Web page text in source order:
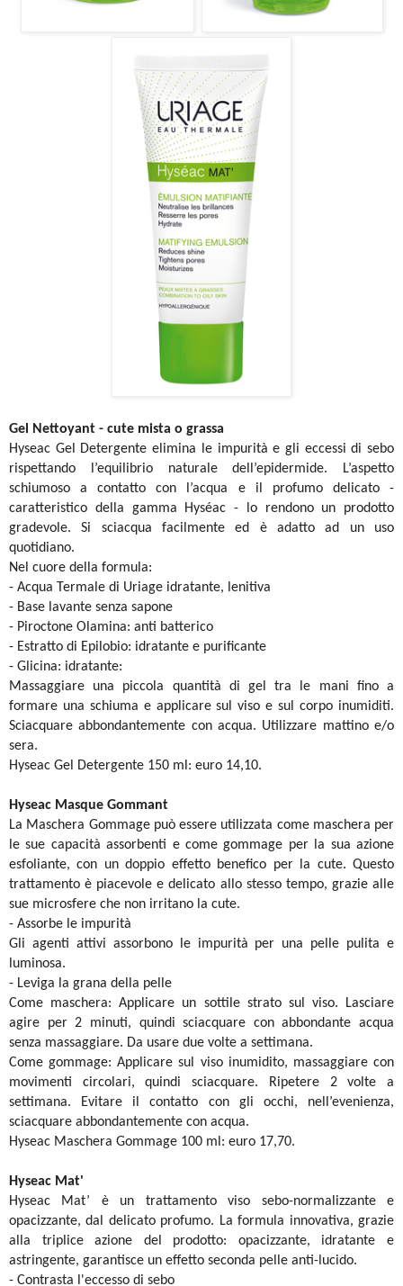
Gel Nettoyant - cute mista o grassa
Hyseac Gel Detergente elimina le impurità e gli eccessi di sebo
rispettando l’equilibrio naturale dell’epidermide. L’aspetto
schiumoso a contatto con l’acqua e il profumo delicato -
caratteristico della gamma Hyséac - lo rendono un prodotto
gradevole. Si sciacqua facilmente ed è adatto ad un uso
quotidiano.
Nel cuore della formula:
- Acqua Termale di Uriage idratante, lenitiva
- Base lavante senza sapone
- Piroctone Olamina: anti batterico
- Estratto di Epilobio: idratante e purificante
- Glicina: idratante:
Massaggiare una piccola quantità di gel tra le mani fino a
formare una schiuma e applicare sul viso e sul corpo inumiditi.
Sciacquare abbondantemente con acqua. Utilizzare mattino e/o
sera.
Hyseac Gel Detergente 150 ml: euro 14,10.
Hyseac Masque Gommant
La Maschera Gommage può essere utilizzata come maschera per
le sue capacità assorbenti e come gommage per la sua azione
esfoliante, con un doppio effetto benefico per la cute. Questo
trattamento è piacevole e delicato allo stesso tempo, grazie alle
sue microsfere che non irritano la cute.
- Assorbe le impurità
Gli agenti attivi assorbono le impurità per una pelle pulita e
luminosa.
- Leviga la grana della pelle
Come maschera: Applicare un sottile strato sul viso. Lasciare
agire per 2 minuti, quindi sciacquare con abbondante acqua
senza massaggiare. Da usare due volte a settimana.
Come gommage: Applicare sul viso inumidito, massaggiare con
movimenti circolari, quindi sciacquare. Ripetere 2 volte a
settimana. Evitare il contatto con gli occhi, nell’evenienza,
sciacquare abbondantemente con acqua.
Hyseac Maschera Gommage 100 ml: euro 17,70.
Hyseac Mat'
Hyseac Mat’ è un trattamento viso sebo-normalizzante e
opacizzante, dal delicato profumo. La formula innovativa, grazie
alla triplice azione del prodotto: opacizzante, idratante e
astringente, garantisce un effetto seconda pelle anti-lucido.
- Contrasta l'eccesso di sebo